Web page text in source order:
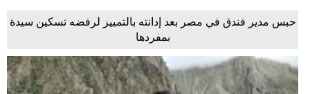
حبس مدير فندق في مصر بعد إدانته بالتمييز لرفضه تسكين سيدة
بمفردها